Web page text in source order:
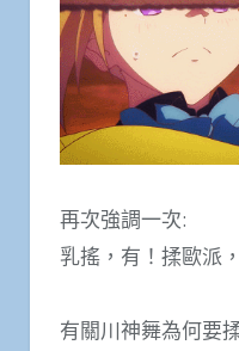
再次強調一次:
乳搖，有！揉歐派
有關川神舞為何要